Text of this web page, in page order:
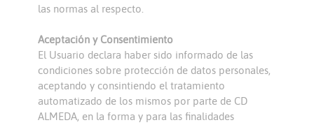
las normas al respecto.
Aceptación y Consentimiento
El Usuario declara haber sido informado de las
condiciones sobre protección de datos personales,
aceptando y consintiendo el tratamiento
automatizado de los mismos por parte de CD
ALMEDA, en la forma y para las finalidades